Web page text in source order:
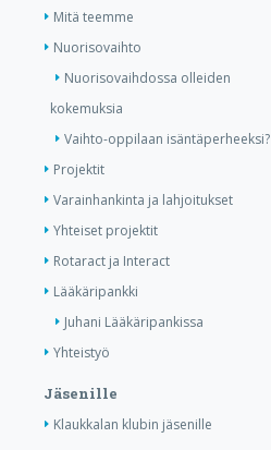
Mitä teemme
Nuorisovaihto
Nuorisovaihdossa olleiden
kokemuksia
Vaihto-oppilaan isäntäperheeksi?
Projektit
Varainhankinta ja lahjoitukset
Yhteiset projektit
Rotaract ja Interact
Lääkäripankki
Juhani Lääkäripankissa
Yhteistyö
Jäsenille
Klaukkalan klubin jäsenille